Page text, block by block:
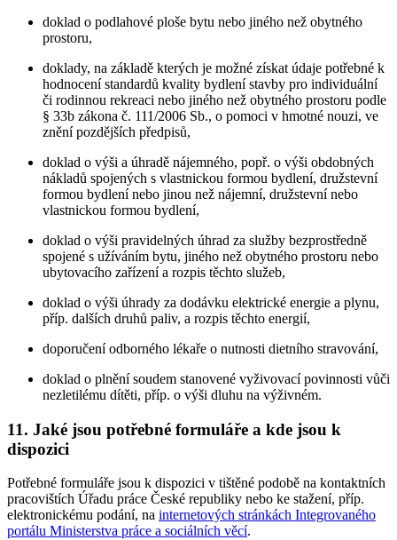
doklad o podlahové ploše bytu nebo jiného než obytného
prostoru,
doklady, na základě kterých je možné získat údaje potřebné k
hodnocení standardů kvality bydlení stavby pro individuální
či rodinnou rekreaci nebo jiného než obytného prostoru podle
§ 33b zákona č. 111/2006 Sb., o pomoci v hmotné nouzi, ve
znění pozdějších předpisů,
doklad o výši a úhradě nájemného, popř. o výši obdobných
nákladů spojených s vlastnickou formou bydlení, družstevní
formou bydlení nebo jinou než nájemní, družstevní nebo
vlastnickou formou bydlení,
doklad o výši pravidelných úhrad za služby bezprostředně
spojené s užíváním bytu, jiného než obytného prostoru nebo
ubytovacího zařízení a rozpis těchto služeb,
doklad o výši úhrady za dodávku elektrické energie a plynu,
příp. dalších druhů paliv, a rozpis těchto energií,
doporučení odborného lékaře o nutnosti dietního stravování,
doklad o plnění soudem stanovené vyživovací povinnosti vůči
nezletilému dítěti, příp. o výši dluhu na výživném.
11. Jaké jsou potřebné formuláře a kde jsou k
dispozici
Potřebné formuláře jsou k dispozici v tištěné podobě na kontaktních
pracovištích Úřadu práce České republiky nebo ke stažení, příp.
elektronickému podání, na internetových stránkách Integrovaného
portálu Ministerstva práce a sociálních věcí.